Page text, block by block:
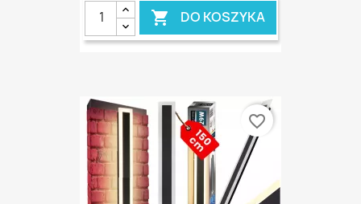
 DO KOSZYKA
favorite_border